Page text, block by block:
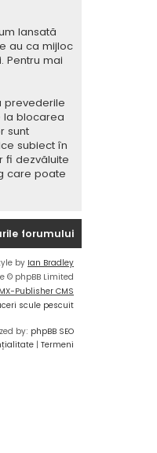
lansată
au ca mijloc
Pentru mai
prevederile
la blocarea
sunt
subiect în
fi dezvăluite
care poate
forumului
by Ian Bradley
© phpBB Limited
MX-Publisher CMS
scule pescuit
by: phpBB SEO
| Termeni